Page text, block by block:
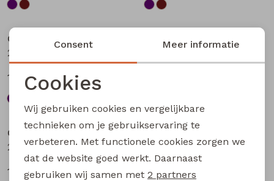
City Life
13,49
17,99
City Life
Sale
City Life
213875 W20010 dames T-shirt km Petrol
13,49 17,99
City Life
14,99 19,99
Noodzakelijke cookies
Analytische cookies
Marketing cookies
Consent Meer informatie
Cookies
Wij gebruiken cookies en vergelijkbare
technieken om je gebruikservaring te
verbeteren. Met functionele cookies zorgen we
dat de website goed werkt. Daarnaast
gebruiken wij samen met 2 partners